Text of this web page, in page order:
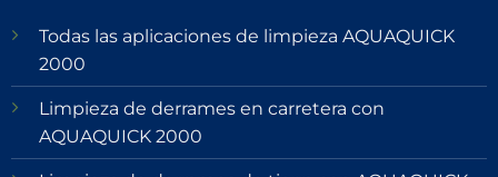
Todas las aplicaciones de limpieza AQUAQUICK
2000
Limpieza de derrames en carretera con
AQUAQUICK 2000